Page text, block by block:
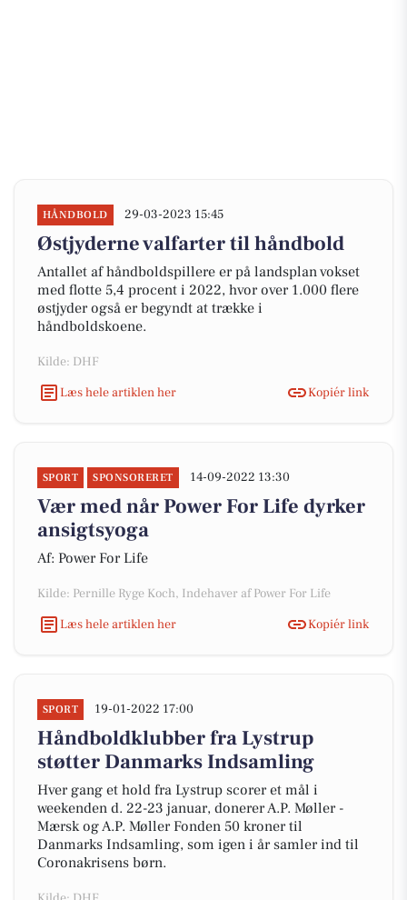
HÅNDBOLD 29-03-2023 15:45
Østjyderne valfarter til håndbold
Antallet af håndboldspillere er på landsplan vokset
med flotte 5,4 procent i 2022, hvor over 1.000 flere
østjyder også er begyndt at trække i
håndboldskoene.
Kilde: DHF
Læs hele artiklen her
Kopiér link
SPORT SPONSORERET 14-09-2022 13:30
Vær med når Power For Life dyrker
ansigtsyoga
Af: Power For Life
Kilde: Pernille Ryge Koch, Indehaver af Power For Life
Læs hele artiklen her
Kopiér link
SPORT 19-01-2022 17:00
Håndboldklubber fra Lystrup
støtter Danmarks Indsamling
Hver gang et hold fra Lystrup scorer et mål i
weekenden d. 22-23 januar, donerer A.P. Møller -
Mærsk og A.P. Møller Fonden 50 kroner til
Danmarks Indsamling, som igen i år samler ind til
Coronakrisens børn.